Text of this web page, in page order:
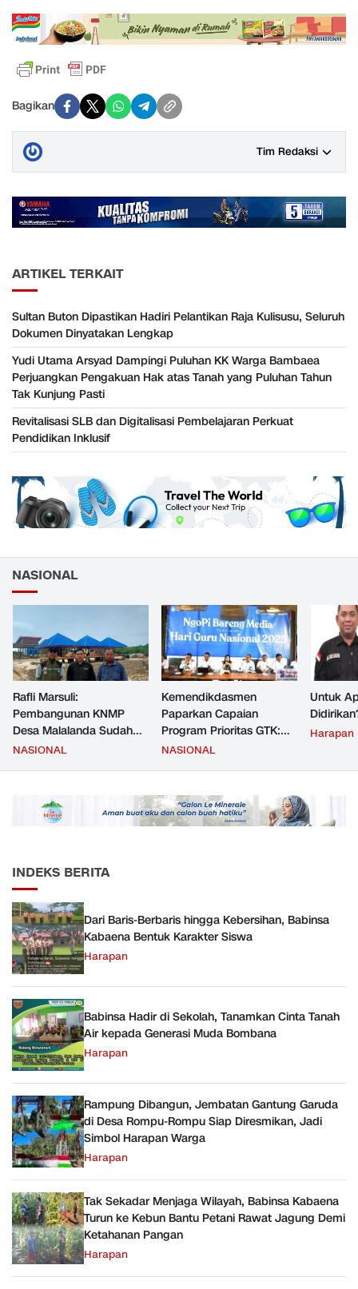
Bagikan
Tim Redaksi
ARTIKEL TERKAIT
Sultan Buton Dipastikan Hadiri Pelantikan Raja Kulisusu, Seluruh
Dokumen Dinyatakan Lengkap
Yudi Utama Arsyad Dampingi Puluhan KK Warga Bambaea
Perjuangkan Pengakuan Hak atas Tanah yang Puluhan Tahun
Tak Kunjung Pasti
Revitalisasi SLB dan Digitalisasi Pembelajaran Perkuat
Pendidikan Inklusif
NASIONAL
Rafli Marsuli:
Pembangunan KNMP
Desa Malalanda Sudah
Mencapai 69 Persen dan
JMD dan JMF
NASIONAL
Kemendikdasmen
Paparkan Capaian
Program Prioritas GTK:
Kompetensi Meningkat,
NASIONAL
Untuk
Harapan
INDEKS BERITA
Dari Baris-Berbaris hingga Kebersihan, Babinsa
Kabaena Bentuk Karakter Siswa
Harapan
Babinsa Hadir di Sekolah, Tanamkan Cinta Tanah
Air kepada Generasi Muda Bombana
Harapan
Rampung Dibangun, Jembatan Gantung Garuda
di Desa Rompu-Rompu Siap Diresmikan, Jadi
Simbol Harapan Warga
Harapan
Tak Sekadar Menjaga Wilayah, Babinsa Kabaena
Turun ke Kebun Bantu Petani Rawat Jagung Demi
Ketahanan Pangan
Harapan